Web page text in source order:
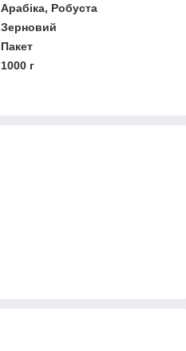
Арабіка, Робуста
Зерновий
Пакет
1000 г